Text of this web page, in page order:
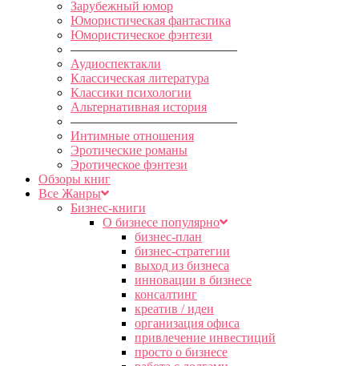
Зарубежный юмор
Юмористическая фантастика
Юмористическое фэнтези
—————————————
Аудиоспектакли
Классическая литература
Классики психологии
Альтернативная история
—————————————
Интимные отношения
Эротические романы
Эротическое фэнтези
Обзоры книг
Все Жанры
Бизнес-книги
О бизнесе популярно
бизнес-план
бизнес-стратегии
выход из бизнеса
инновации в бизнесе
консалтинг
креатив / идеи
организация офиса
привлечение инвестиций
просто о бизнесе